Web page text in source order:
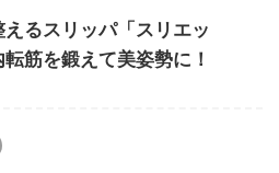
るスリッパ「スリエッ
転筋を鍛えて美姿勢に！